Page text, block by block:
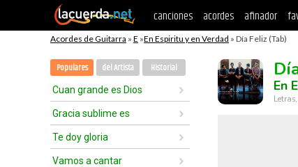
canciones acordes afinador
Acordes de Guitarra » E »En Espiritu y en Verdad » Día Feliz (Tab)
Populares del Artista Historial
Cuan grande es Dios
Gracia sublime es
Te doy gloria
Vamos a cantar
En